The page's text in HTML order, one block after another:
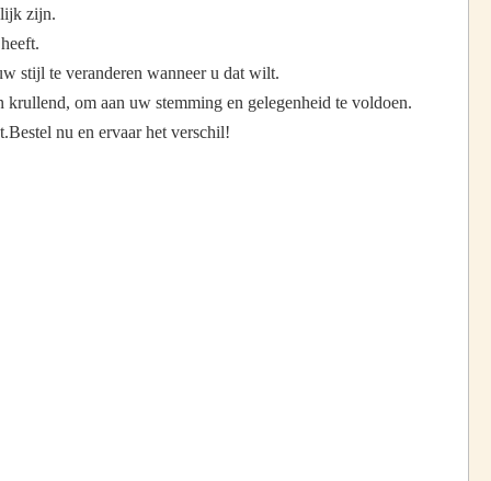
zijn.
stijl te veranderen wanneer u dat wilt.
om aan uw stemming en gelegenheid te voldoen.
nu en ervaar het verschil!